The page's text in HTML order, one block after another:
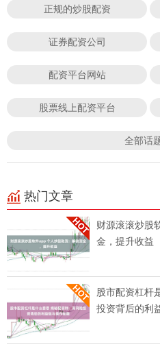
正规的炒股配资
证券配资公司
配资平台网站
股票线上配资平台
全部话
热门文章
财源滚滚炒股
金，提升收益
股市配资杠杆
投资背后的利